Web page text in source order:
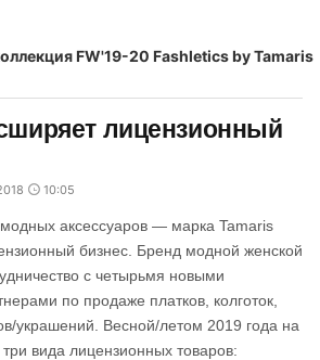
лицензионный
10:05
аксессуаров — марка Tamaris
бизнес. Бренд модной женской
с четырьмя новыми
по продаже платков, колготок,
украшений. Весной/летом 2019 года на
вида лицензионных товаров: